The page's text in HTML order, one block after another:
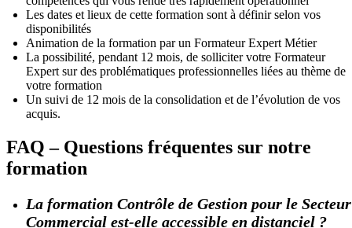
Les dates et lieux de cette formation sont à définir selon vos
disponibilités
Animation de la formation par un Formateur Expert Métier
La possibilité, pendant 12 mois, de solliciter votre Formateur
Expert sur des problématiques professionnelles liées au thème de
votre formation
Un suivi de 12 mois de la consolidation et de l’évolution de vos
acquis.
FAQ – Questions fréquentes sur notre
formation
La formation Contrôle de Gestion pour le Secteur
Commercial est-elle accessible en distanciel ?